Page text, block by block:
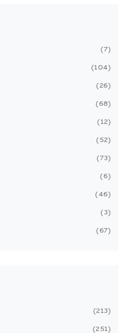
7
104
26
68
12
52
73
6
46
3
67
213
251